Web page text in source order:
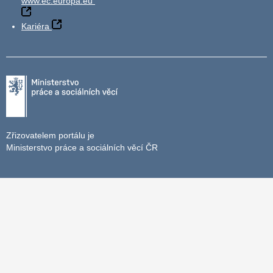
Kariéra
Zřizovatelem portálu je
Ministerstvo práce a sociálních věcí ČR